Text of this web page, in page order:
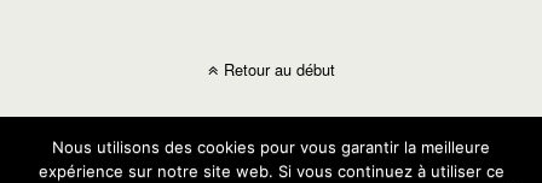
Retour au début
Nous utilisons des cookies pour vous garantir la meilleure
expérience sur notre site web. Si vous continuez à utiliser ce